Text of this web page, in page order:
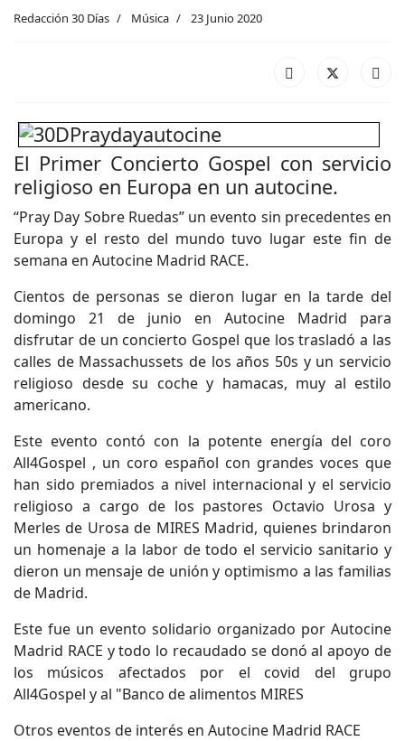
Redacción 30 Días Música 23 Junio 2020
El Primer Concierto Gospel con servicio
religioso en Europa en un autocine.
“Pray Day Sobre Ruedas” un evento sin precedentes en
Europa y el resto del mundo tuvo lugar este fin de
semana en Autocine Madrid RACE.
Cientos de personas se dieron lugar en la tarde del
domingo 21 de junio en Autocine Madrid para
disfrutar de un concierto Gospel que los trasladó a las
calles de Massachussets de los años 50s y un servicio
religioso desde su coche y hamacas, muy al estilo
americano.
Este evento contó con la potente energía del coro
All4Gospel , un coro español con grandes voces que
han sido premiados a nivel internacional y el servicio
religioso a cargo de los pastores Octavio Urosa y
Merles de Urosa de MIRES Madrid, quienes brindaron
un homenaje a la labor de todo el servicio sanitario y
dieron un mensaje de unión y optimismo a las familias
de Madrid.
Este fue un evento solidario organizado por Autocine
Madrid RACE y todo lo recaudado se donó al apoyo de
los músicos afectados por el covid del grupo
All4Gospel y al "Banco de alimentos MIRES
Otros eventos de interés en Autocine Madrid RACE